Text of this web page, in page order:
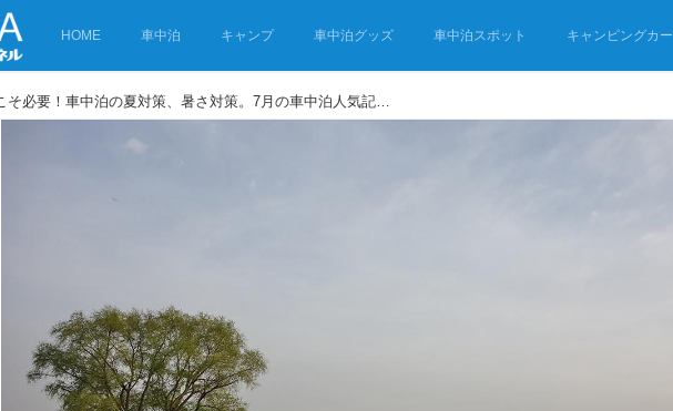
HOME 車中泊 キャンプ 車中泊グッズ 車中泊スポット キャンピングカー
今こそ必要！車中泊の夏対策、暑さ対策。7月の車中泊人気記事ランキング｜SOTOBIRA